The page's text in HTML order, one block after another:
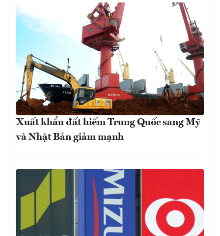
Xuất khẩu đất hiếm Trung Quốc sang Mỹ
và Nhật Bản giảm mạnh